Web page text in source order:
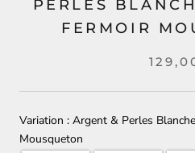
PERLES
FERMOIR
Variation
Argent & Perles
Mousqueton